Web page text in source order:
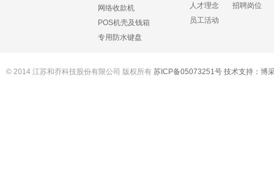
网络收款机
POS机壳及钱箱
专用防水键盘
人才理念
招聘岗位
员工活动
© 2014 江苏和乔科技股份有限公司 版权所有 苏ICP备05073251号 技术支持： 博